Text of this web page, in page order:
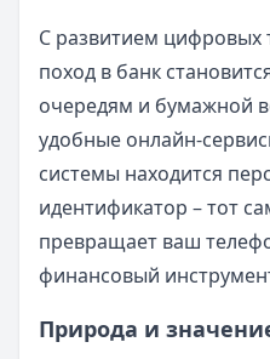
С развитием
поход в банк
очередям и бумажной
удобные онлайн-
системы находится
идентификатор – тот
превращает ваш
финансовый
Природа и